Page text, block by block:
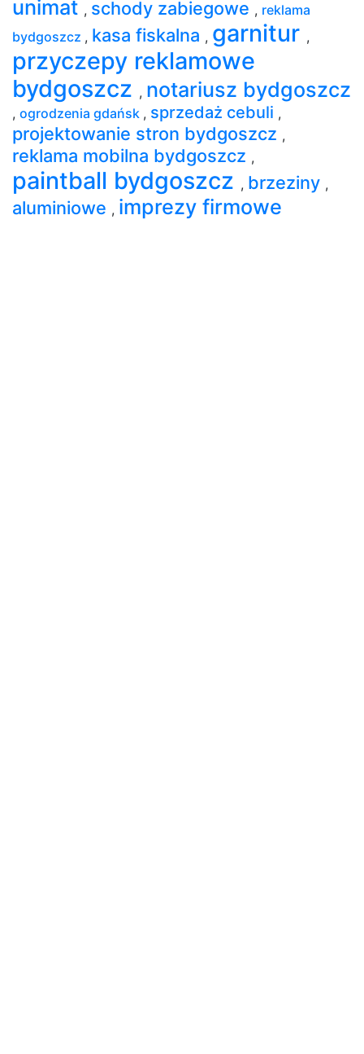
unimat , schody zabiegowe , reklama
bydgoszcz , kasa fiskalna , garnitur ,
przyczepy reklamowe
bydgoszcz , notariusz bydgoszcz
, ogrodzenia gdańsk , sprzedaż cebuli ,
projektowanie stron bydgoszcz ,
reklama mobilna bydgoszcz ,
paintball bydgoszcz , brzeziny ,
aluminiowe , imprezy firmowe